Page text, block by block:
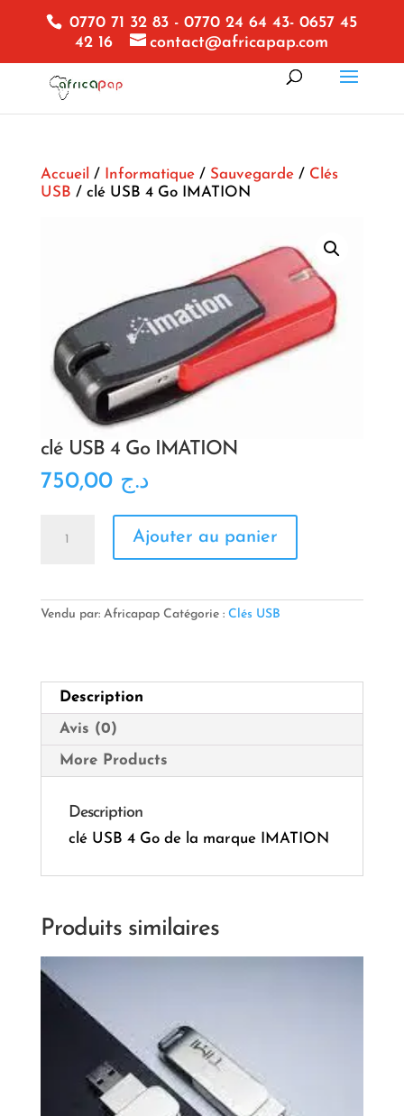
0770 71 32 83 - 0770 24 64 43- 0657 45
42 16
contact@africapap.com
Accueil / Informatique/ Sauvegarde/ Clés
USB / clé USB 4 Go IMATION
clé USB 4 Go IMATION
د.ج 750,00
Go
Ajouter au panier
Vendu par: Africapap Catégorie : Clés USB
Description
Avis (0)
More Products
Description
clé USB 4 Go de la marque IMATION
Produits similaires